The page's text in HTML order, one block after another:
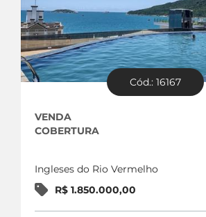
Cód.: 16167
VENDA
COBERTURA
Ingleses do Rio Vermelho
R$ 1.850.000,00